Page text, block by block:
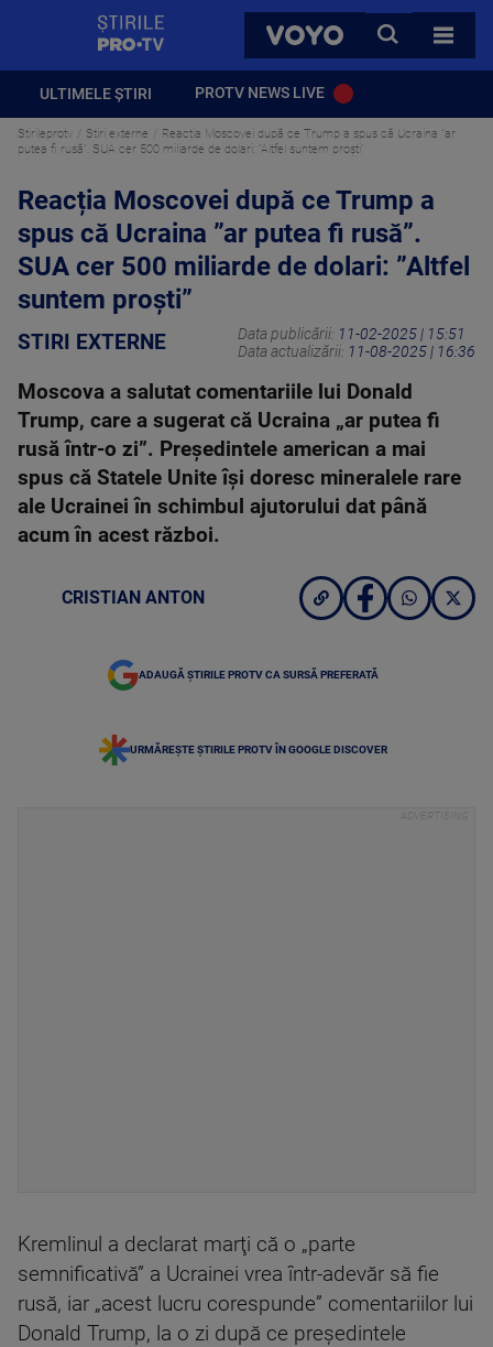
VOYO
CAUTA
TOATE
ULTIMELE ȘTIRI PROTV NEWS LIVE
Stirileprotv Stiri externe
Reacția Moscovei după ce Trump a spus că Ucraina ”ar
putea fi rusă”. SUA cer 500 miliarde de dolari: ”Altfel suntem proști”
Reacția Moscovei după ce Trump a
spus că Ucraina ”ar putea fi rusă”.
SUA cer 500 miliarde de dolari: ”Altfel
suntem proști”
STIRI EXTERNE Data publicării: 11-02-2025 | 15:51
Data actualizării: 11-08-2025 | 16:36
Moscova a salutat comentariile lui Donald
Trump, care a sugerat că Ucraina „ar putea fi
rusă într-o zi”. Președintele american a mai
spus că Statele Unite își doresc mineralele rare
ale Ucrainei în schimbul ajutorului dat până
acum în acest război.
CRISTIAN ANTON
ADAUGĂ ȘTIRILE PROTV CA SURSĂ PREFERATĂ
URMĂREȘTE ȘTIRILE PROTV ÎN GOOGLE DISCOVER
Kremlinul a declarat marţi că o „parte
semnificativă” a Ucrainei vrea într-adevăr să fie
rusă, iar „acest lucru corespunde” comentariilor lui
Donald Trump, la o zi după ce preşedintele